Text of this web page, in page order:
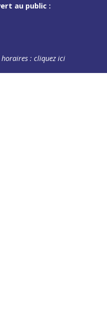
au public :
horaires :cliquez ici